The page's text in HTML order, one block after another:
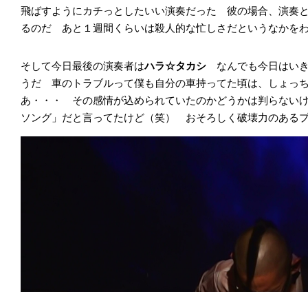
飛ばすようにカチっとしたいい演奏だった 彼の場合、演奏
るのだ あと１週間くらいは殺人的な忙しさだというなかを
そして今日最後の演奏者はハラ☆タカシ なんでも今日はい
うだ 車のトラブルって僕も自分の車持ってた頃は、しょっ
あ・・・ その感情が込められていたのかどうかは判らない
ソング」だと言ってたけど（笑） おそろしく破壊力のある